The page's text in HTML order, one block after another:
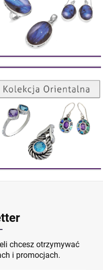
Kolekcja Orientalna
ZOBACZ
chcesz otrzymywać
i promocjach.